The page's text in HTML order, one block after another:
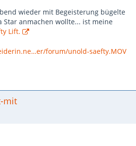
wieder mit Begeisterung bügelte
Star anmachen wollte... ist meine
Lift.
forum/unold-saefty.MOV
mit